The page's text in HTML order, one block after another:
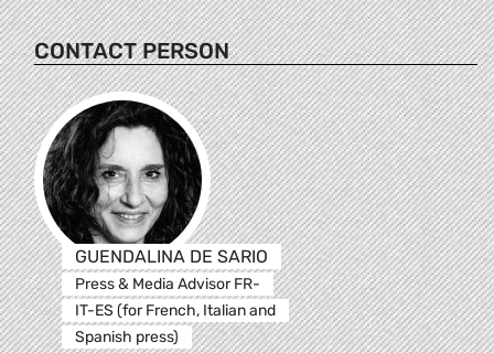
CONTACT PERSON
GUENDALINA DE SARIO
Press & Media Advisor FR-
IT-ES (for French, Italian and
Spanish press)